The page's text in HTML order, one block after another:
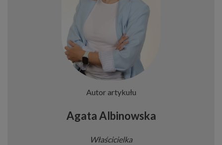
Autor artykułu
Agata Albinowska
Właścicielka